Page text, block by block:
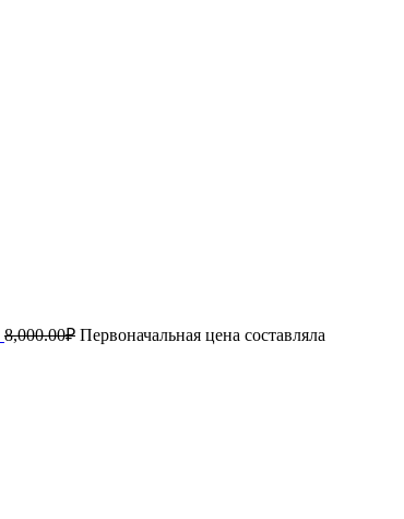
8,000.00₽ Первоначальная цена составляла